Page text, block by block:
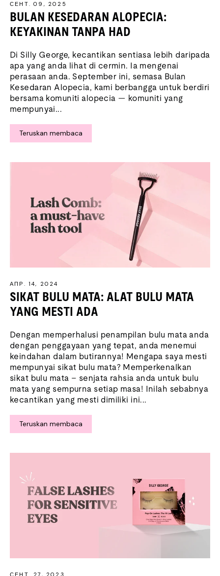
СЕНТ. 09, 2025
BULAN KESEDARAN ALOPECIA:
KEYAKINAN TANPA HAD
Di Silly George, kecantikan sentiasa lebih daripada
apa yang anda lihat di cermin. Ia mengenai
perasaan anda. September ini, semasa Bulan
Kesedaran Alopecia, kami berbangga untuk berdiri
bersama komuniti alopecia — komuniti yang
mempunyai...
Teruskan membaca
АПР. 14, 2024
SIKAT BULU MATA: ALAT BULU MATA
YANG MESTI ADA
Dengan memperhalusi penampilan bulu mata anda
dengan penggayaan yang tepat, anda menemui
keindahan dalam butirannya! Mengapa saya mesti
mempunyai sikat bulu mata? Memperkenalkan
sikat bulu mata – senjata rahsia anda untuk bulu
mata yang sempurna setiap masa! Inilah sebabnya
kecantikan yang mesti dimiliki ini...
Teruskan membaca
СЕНТ. 27, 2023